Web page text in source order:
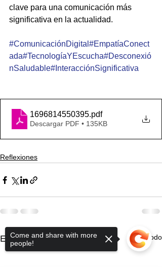
clave para una comunicación más
significativa en la actualidad.
#ComunicaciónDigital #EmpatíaConect
ada#TecnologíaYEscucha#Desconexió
nSaludable#InteracciónSignificativa
1696814550395.pdf
Descargar PDF • 135KB
Reflexiones
Entradas recientes Ver todo
Come and share with more
people!